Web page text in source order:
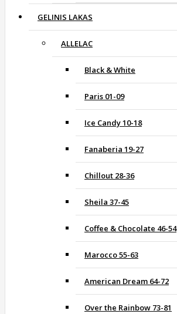
GELINIS LAKAS
ALLELAC
Black & White
Paris 01-09
Ice Candy 10-18
Fanaberia 19-27
Chillout 28-36
Sheila 37-45
Coffee & Chocolate 46-54
Marocco 55-63
American Dream 64-72
Over the Rainbow 73-81